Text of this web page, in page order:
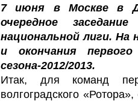
7 июня в Москве в
очередное
национальной лиги.
и окончания
сезона-2012/2013.
Итак, для команд
волгоградского